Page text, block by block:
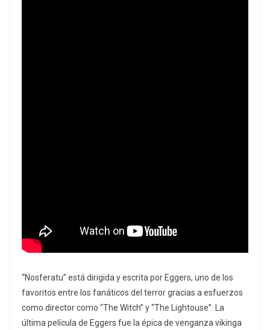
“Nosferatu” está dirigida y escrita por Eggers, uno de los
favoritos entre los fanáticos del terror gracias a esfuerzos
como director como “The Witch” y “The Lightouse”. La
última película de Eggers fue la épica de venganza vikinga